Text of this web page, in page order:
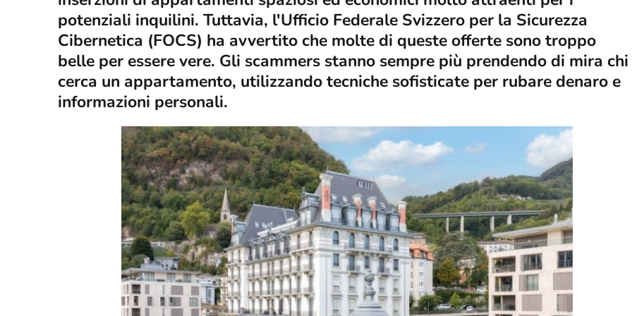
potenziali inquilini. Tuttavia, l'Ufficio Federale Svizzero per la Sicurezza
Cibernetica (FOCS) ha avvertito che molte di queste offerte sono troppo
belle per essere vere. Gli scammers stanno sempre più prendendo di mira chi
cerca un appartamento, utilizzando tecniche sofisticate per rubare denaro e
informazioni personali.